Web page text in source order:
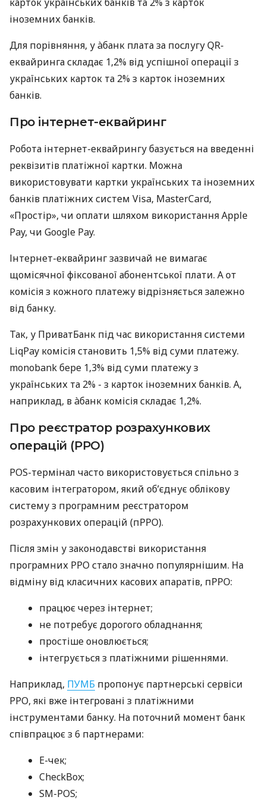
іноземних банків.
Для порівняння, у àбанк плата за послугу QR-
еквайринга складає 1,2% від успішної операції з
українських карток та 2% з карток іноземних
банків.
Про інтернет-еквайринг
Робота інтернет-еквайрингу базується на введенні
реквізитів платіжної картки. Можна
використовувати картки українських та іноземних
банків платіжних систем Visa, MasterCard,
«Простір», чи оплати шляхом використання Apple
Pay, чи Google Pay.
Інтернет-еквайринг зазвичай не вимагає
щомісячної фіксованої абонентської плати. А от
комісія з кожного платежу відрізняється залежно
від банку.
Так, у ПриватБанк під час використання системи
LiqPay комісія становить 1,5% від суми платежу.
monobank бере 1,3% від суми платежу з
українських та 2% - з карток іноземних банків. А,
наприклад, в àбанк комісія складає 1,2%.
Про реєстратор розрахункових
операцій (РРО)
POS-термінал часто використовується спільно з
касовим інтегратором, який об’єднує облікову
систему з програмним реєстратором
розрахункових операцій (пРРО).
Після змін у законодавстві використання
програмних РРО стало значно популярнішим. На
відміну від класичних касових апаратів, пРРО:
працює через інтернет;
не потребує дорогого обладнання;
простіше оновлюється;
інтегрується з платіжними рішеннями.
Наприклад, ПУМБ пропонує партнерські сервіси
РРО, які вже інтегровані з платіжними
інструментами банку. На поточний момент банк
співпрацює з 6 партнерами:
E-чек;
CheckBox;
SM-POS;